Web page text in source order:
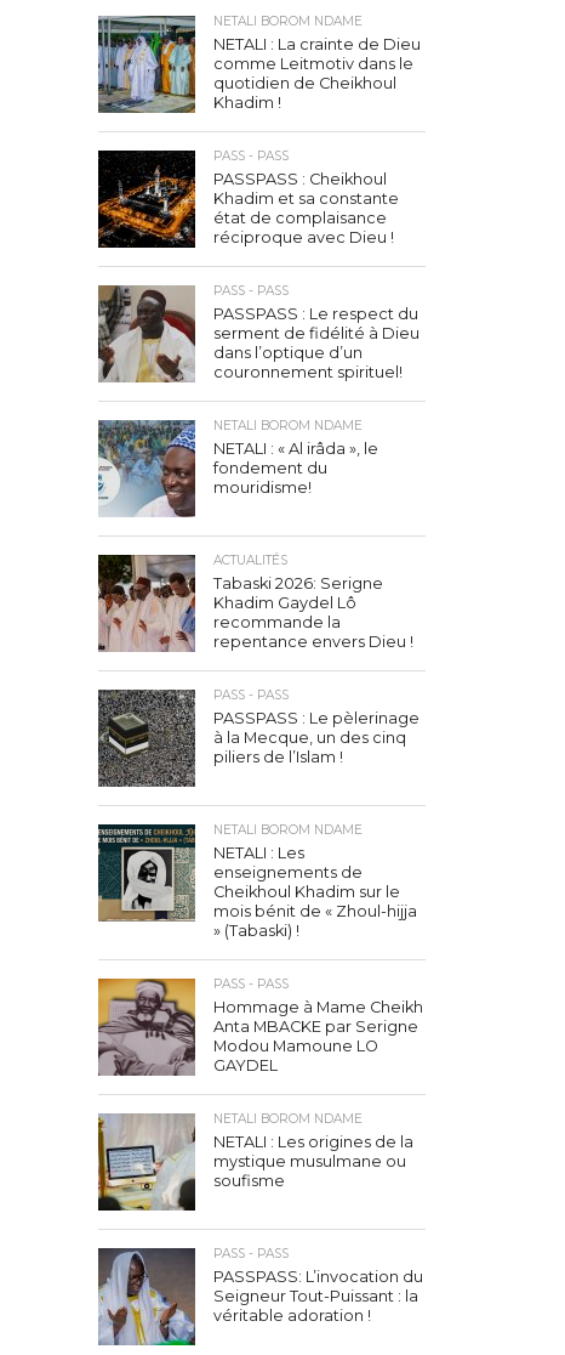
NETALI BOROM NDAME
NETALI : La crainte de Dieu
comme Leitmotiv dans le
quotidien de Cheikhoul
Khadim !
PASS - PASS
PASSPASS : Cheikhoul
Khadim et sa constante
état de complaisance
réciproque avec Dieu !
PASS - PASS
PASSPASS : Le respect du
serment de fidélité à Dieu
dans l’optique d’un
couronnement spirituel!
NETALI BOROM NDAME
NETALI : « Al irâda », le
fondement du
mouridisme!
ACTUALITÉS
Tabaski 2026: Serigne
Khadim Gaydel Lô
recommande la
repentance envers Dieu !
PASS - PASS
PASSPASS : Le pèlerinage
à la Mecque, un des cinq
piliers de l’Islam !
NETALI BOROM NDAME
NETALI : Les
enseignements de
Cheikhoul Khadim sur le
mois bénit de « Zhoul-hijja
» (Tabaski) !
PASS - PASS
Hommage à Mame Cheikh
Anta MBACKE par Serigne
Modou Mamoune LO
GAYDEL
NETALI BOROM NDAME
NETALI : Les origines de la
mystique musulmane ou
soufisme
PASS - PASS
PASSPASS: L’invocation du
Seigneur Tout-Puissant : la
véritable adoration !